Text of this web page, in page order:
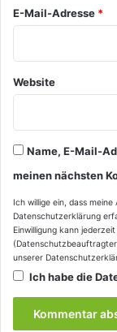
E-Mail-Adresse *
Website
Name, E-Mail-
meinen nächsten
Ich willige ein, dass
Datenschutzerklärung
Einwilligung kann
unserer
Ich habe die